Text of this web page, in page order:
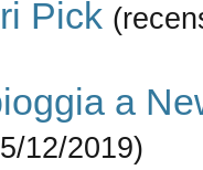
Pick
a
12/2019)